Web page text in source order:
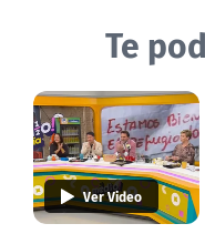
Te
Ver Video